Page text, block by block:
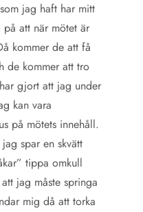
jag haft har mitt
på att när mötet är
kommer de att få
de kommer att tro
gjort att jag under
kan vara
på mötets innehåll.
spar en skvätt
tippa omkull
jag måste springa
mig då att torka